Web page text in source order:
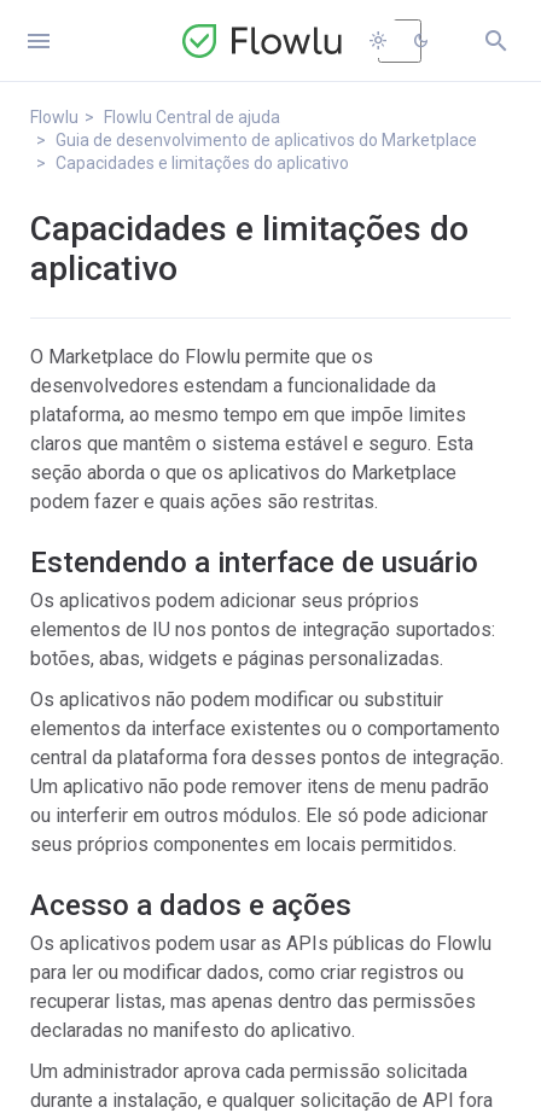
 light_mode dark_mode 
Flowlu
Flowlu Central de ajuda
Guia de desenvolvimento de aplicativos do Marketplace
Capacidades e limitações do aplicativo
Capacidades e limitações do
aplicativo
O Marketplace do Flowlu permite que os
desenvolvedores estendam a funcionalidade da
plataforma, ao mesmo tempo em que impõe limites
claros que mantêm o sistema estável e seguro. Esta
seção aborda o que os aplicativos do Marketplace
podem fazer e quais ações são restritas.
Estendendo a interface de usuário
Os aplicativos podem adicionar seus próprios
elementos de IU nos pontos de integração suportados:
botões, abas, widgets e páginas personalizadas.
Os aplicativos não podem modificar ou substituir
elementos da interface existentes ou o comportamento
central da plataforma fora desses pontos de integração.
Um aplicativo não pode remover itens de menu padrão
ou interferir em outros módulos. Ele só pode adicionar
seus próprios componentes em locais permitidos.
Acesso a dados e ações
Os aplicativos podem usar as APIs públicas do Flowlu
para ler ou modificar dados, como criar registros ou
recuperar listas, mas apenas dentro das permissões
declaradas no manifesto do aplicativo.
Um administrador aprova cada permissão solicitada
durante a instalação, e qualquer solicitação de API fora